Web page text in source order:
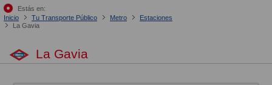
Estás en:
Inicio
Tu Transporte Público Metro
Estaciones
La Gavia
La Gavia